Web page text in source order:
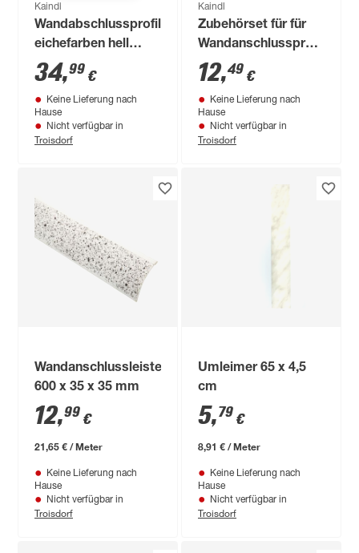
Kaindl
Wandabschlussprofil
eichefarben hell
3000 x 35 x 25 mm
34,99 €
Keine Lieferung nach
Hause
Nicht verfügbar in
Troisdorf
Kaindl
Zubehörset für für
Wandanschlussprofil
'Charlet Eiche' beige
5-teilig
12,49 €
Keine Lieferung nach
Hause
Nicht verfügbar in
Troisdorf
Wandanschlussleiste
600 x 35 x 35 mm
12,99 €
21,65 € / Meter
Keine Lieferung nach
Hause
Nicht verfügbar in
Troisdorf
Umleimer 65 x 4,5
cm
5,79 €
8,91 € / Meter
Keine Lieferung nach
Hause
Nicht verfügbar in
Troisdorf